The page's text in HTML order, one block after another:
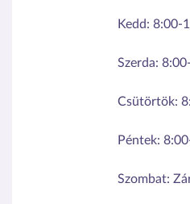
Kedd: 8:00-
Szerda:
Csütörtök:
Péntek:
Szombat: